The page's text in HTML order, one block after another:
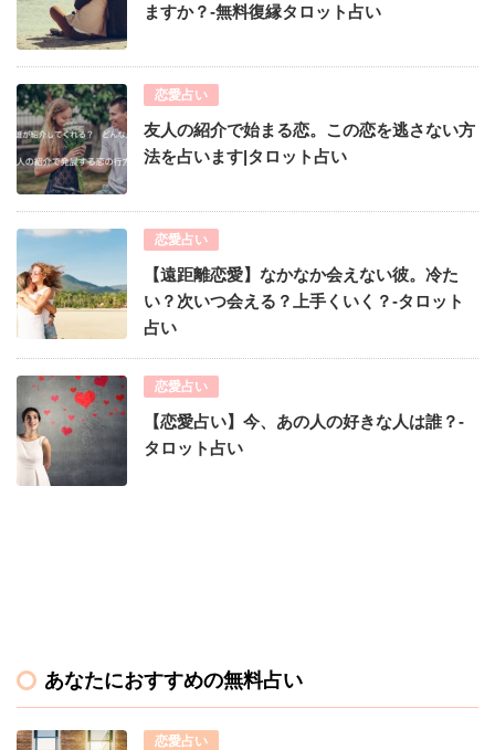
ますか？-無料復縁タロット占い
恋愛占い
友人の紹介で始まる恋。この恋を逃さない方
法を占います|タロット占い
恋愛占い
【遠距離恋愛】なかなか会えない彼。冷た
い？次いつ会える？上手くいく？-タロット
占い
恋愛占い
【恋愛占い】今、あの人の好きな人は誰？-
タロット占い
あなたにおすすめの無料占い
恋愛占い